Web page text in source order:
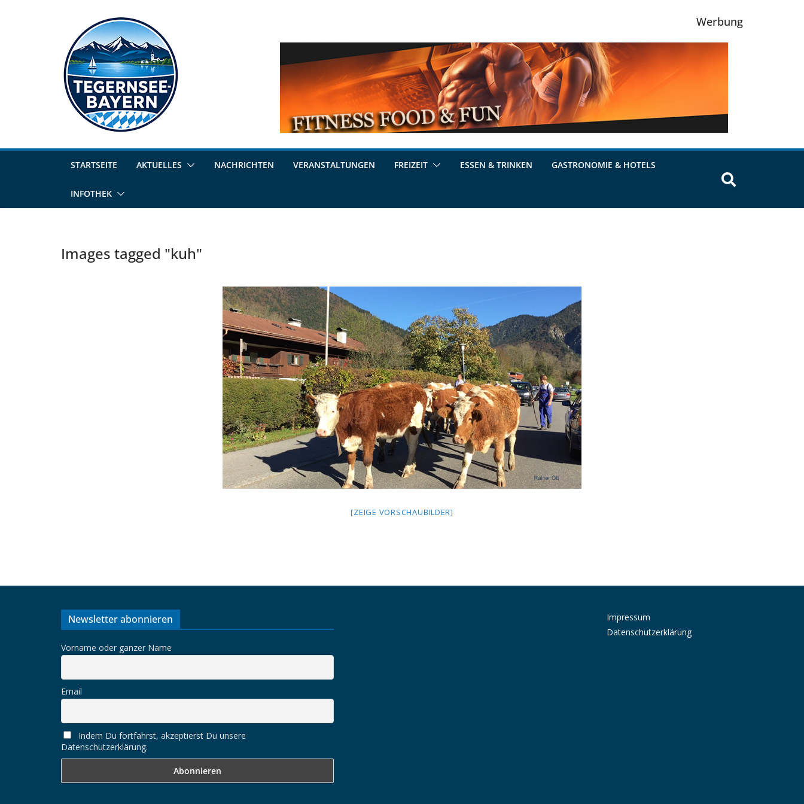
Werbung
STARTSEITE AKTUELLES NACHRICHTEN VERANSTALTUNGEN FREIZEIT ESSEN & TRINKEN GASTRONOMIE & HOTELS
INFOTHEK
Images tagged "kuh"
[ZEIGE VORSCHAUBILDER]
Newsletter abonnieren
Vorname oder ganzer Name
Email
Indem Du fortfährst, akzeptierst Du unsere
Datenschutzerklärung.
Impressum
Datenschutzerklärung